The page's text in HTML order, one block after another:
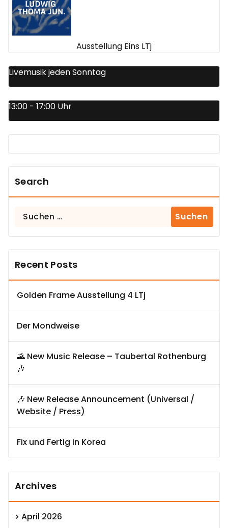
Ausstellung Eins LTj
Livemusik jeden Sonntag
13:00 - 17:00 Uhr
Search
Suchen
Recent Posts
Golden Frame Ausstellung 4 LTj
Der Mondweise
🌄 New Music Release – Taubertal Rothenburg
🎶
🎶 New Release Announcement (Universal /
Website / Press)
Fix und Fertig in Korea
Archives
April 2026